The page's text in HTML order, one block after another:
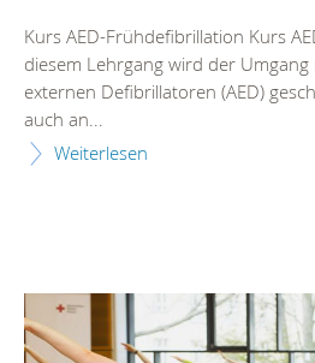
Kurs AED-Frühdefibrillation Kurs
diesem Lehrgang wird der
externen Defibrillatoren (AED)
auch an...
Weiterlesen